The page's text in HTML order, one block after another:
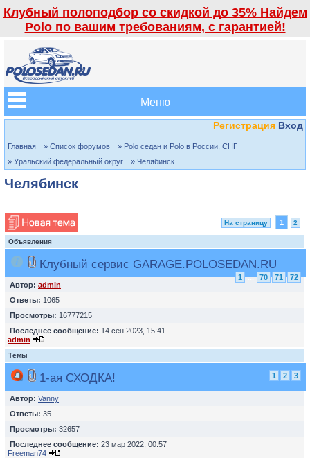
Клубный полоподбор со скидкой до 35% Найдем
Polo по вашим требованиям, с гарантией!
Меню
Регистрация Вход
Главная » Список форумов
» Polo седан и Polo в России, СНГ
» Уральский федеральный округ
» Челябинск
Челябинск
На страницу 1 2
Объявления
Клубный сервис GARAGE.POLOSEDAN.RU
1 ... 70 71
72
Автор: admin
Ответы: 1065
Просмотры: 16777215
Последнее сообщение: 14 сен 2023, 15:41
admin
Темы
1-ая СХОДКА! 1 2 3
Автор: Vanny
Ответы: 35
Просмотры: 32657
Последнее сообщение: 23 мар 2022, 00:57
Freeman74